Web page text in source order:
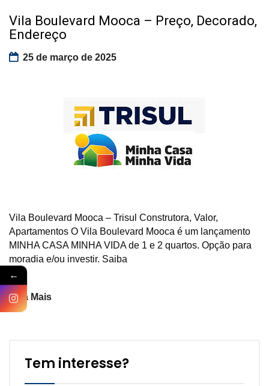
Vila Boulevard Mooca – Preço, Decorado,
Endereço
25 de março de 2025
Vila Boulevard Mooca – Trisul Construtora, Valor,
Apartamentos O Vila Boulevard Mooca é um lançamento
MINHA CASA MINHA VIDA de 1 e 2 quartos. Opção para
moradia e/ou investir. Saiba
Veja Mais
Tem interesse?
←